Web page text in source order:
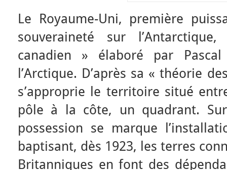
Le Royaume-Uni, première
souveraineté sur
canadien » élaboré par
l’Arctique. D’après sa « théorie
s’approprie le territoire situé
pôle à la côte, un quadrant.
possession se marque
baptisant, dès 1923, les terres
Britanniques en font des